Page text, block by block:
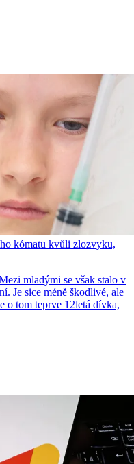
kómatu kvůli zlozvyku,
mladými se však stalo v
Je sice méně škodlivé, ale
o tom teprve 12letá dívka,